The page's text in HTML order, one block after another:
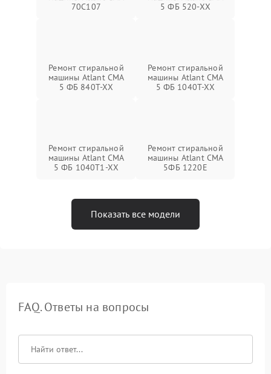
70C107
5 ФБ 520-ХХ
Ремонт стиральной
машины Atlant СМА
5 ФБ 840Т-ХХ
Ремонт стиральной
машины Atlant СМА
5 ФБ 1040Т-ХХ
Ремонт стиральной
машины Atlant СМА
5 ФБ 1040Т1-ХХ
Ремонт стиральной
машины Atlant СМА
5ФБ 1220Е
Показать все модели
FAQ. Ответы на вопросы